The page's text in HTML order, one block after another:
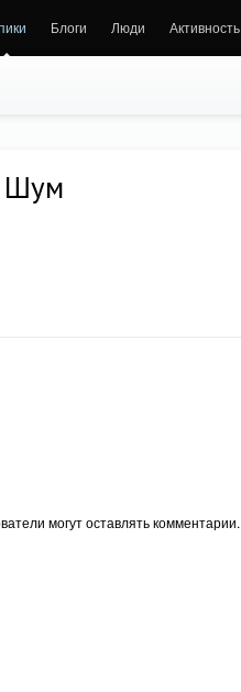
Блоги Люди Активность
Шум
могут оставлять комментарии.